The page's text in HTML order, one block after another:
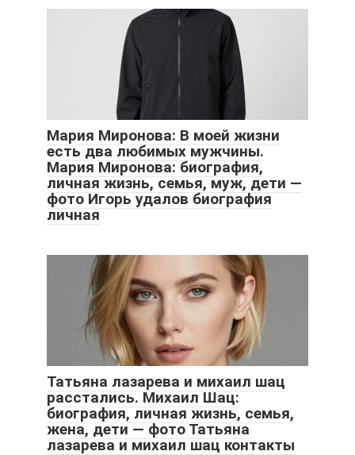
Мария Миронова: В моей жизни
есть два любимых мужчины.
Мария Миронова: биография,
личная жизнь, семья, муж, дети —
фото Игорь удалов биография
личная
Татьяна лазарева и михаил шац
расстались. Михаил Шац:
биография, личная жизнь, семья,
жена, дети — фото Татьяна
лазарева и михаил шац контакты